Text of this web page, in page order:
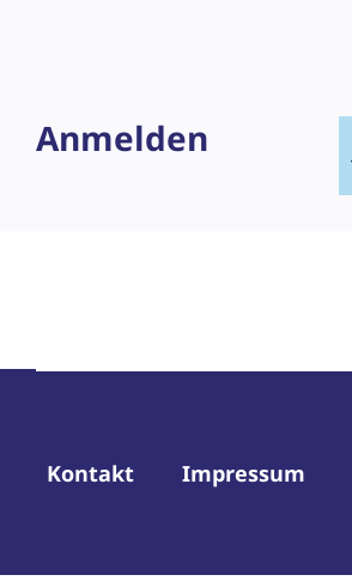
Anmelden
Kontakt Impressum